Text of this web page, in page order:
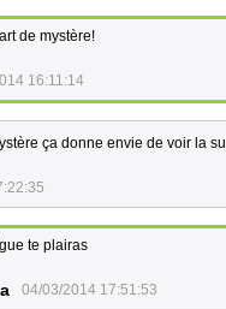
de mystère!
16:11:14
ça donne envie de voir la
te plairas
04/03/2014 17:51:53